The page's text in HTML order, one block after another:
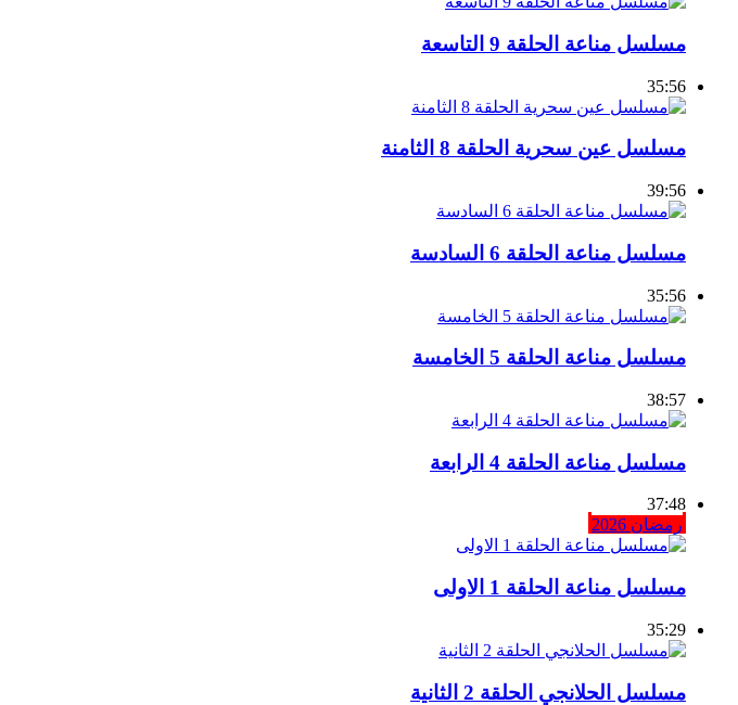
مسلسل مناعة الحلقة 9 التاسعة
35:56
مسلسل عين سحرية الحلقة 8 الثامنة
39:56
مسلسل مناعة الحلقة 6 السادسة
35:56
مسلسل مناعة الحلقة 5 الخامسة
38:57
مسلسل مناعة الحلقة 4 الرابعة
37:48
رمضان 2026
مسلسل مناعة الحلقة 1 الاولى
35:29
مسلسل الحلانجي الحلقة 2 الثانية